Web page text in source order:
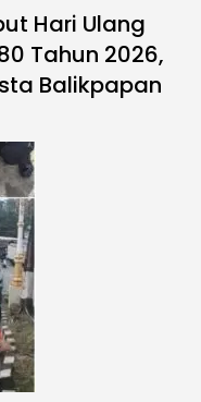
Hari Ulang
Tahun 2026,
Balikpapan